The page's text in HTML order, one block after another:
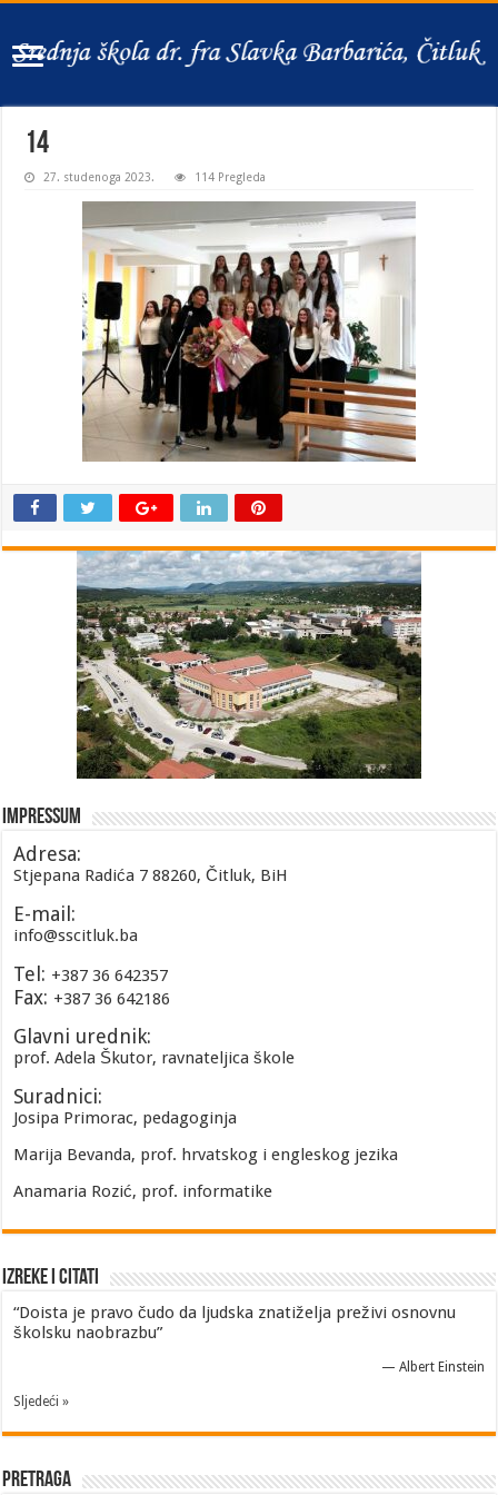
14
27. studenoga 2023. 114 Pregleda
Impressum
Adresa:
Stjepana Radića 7 88260, Čitluk, BiH
E-mail:
info@sscitluk.ba
Tel: +387 36 642357
Fax: +387 36 642186
Glavni urednik:
prof. Adela Škutor, ravnateljica škole
Suradnici:
Josipa Primorac, pedagoginja
Marija Bevanda, prof. hrvatskog i engleskog jezika
Anamaria Rozić, prof. informatike
Izreke i Citati
“Doista je pravo čudo da ljudska znatiželja preživi osnovnu
školsku naobrazbu”
— Albert Einstein
Sljedeći »
Pretraga